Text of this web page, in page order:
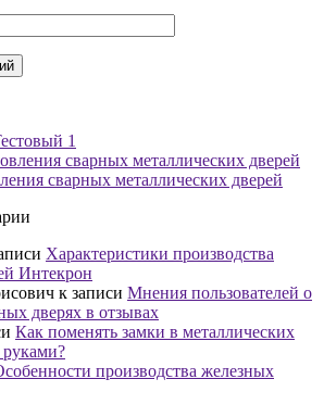
1
сварных металлических дверей
Характеристики производства
Интекрон
к записи Мнения пользователей о
дверях в отзывах
Как поменять замки в металлических
производства железных